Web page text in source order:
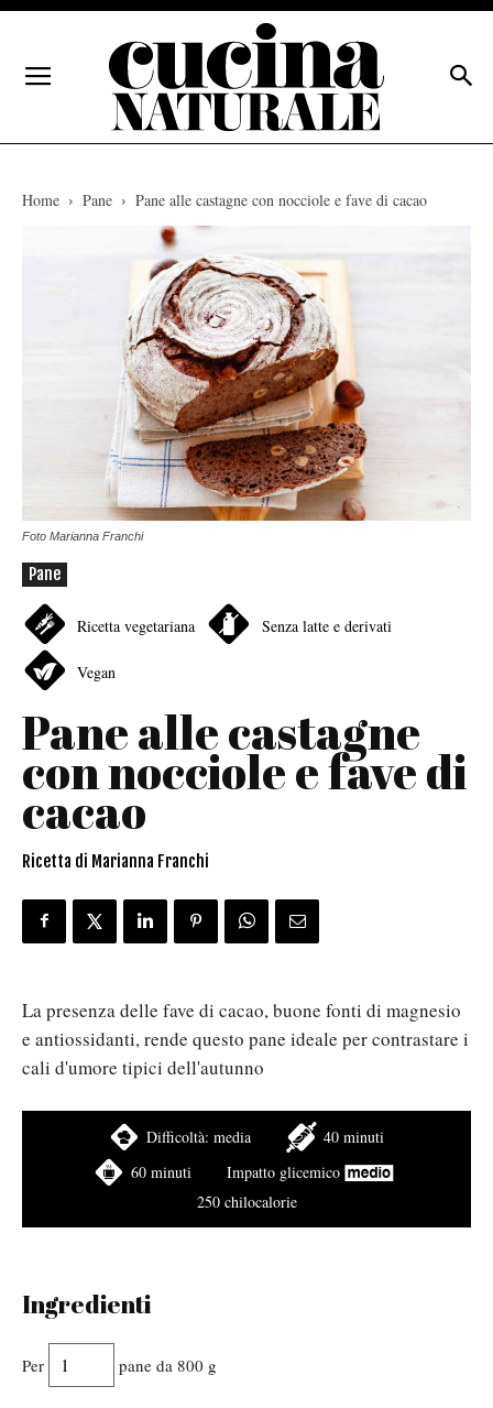
Home Pane Pane alle castagne con nocciole e fave di cacao
Foto Marianna Franchi
Pane
Ricetta vegetariana Senza latte e derivati
Vegan
Pane alle castagne
con nocciole e fave di
cacao
Ricetta di Marianna Franchi
La presenza delle fave di cacao, buone fonti di magnesio
e antiossidanti, rende questo pane ideale per contrastare i
cali d'umore tipici dell'autunno
Difficoltà: media
40 minuti
60 minuti
Impatto glicemico
250 chilocalorie
Ingredienti
Per pane da 800 g